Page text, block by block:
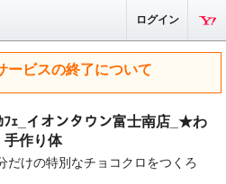
ログイン
ービスの終了について
ﾌｪ_イオンタウン富士南店_★わ
作り体
だけの特別なチョコクロをつくろ